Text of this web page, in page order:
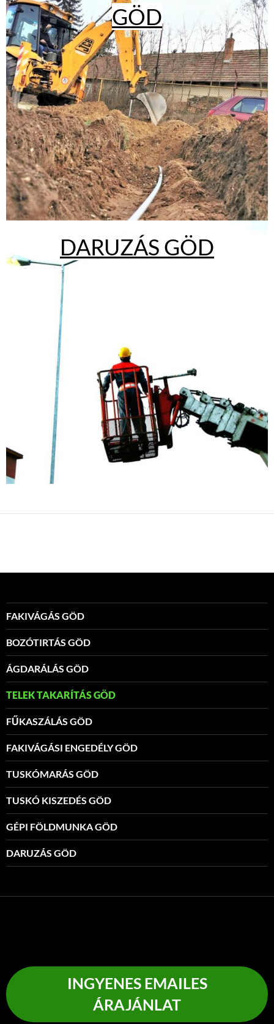
GÖD
DARUZÁS GÖD
FAKIVÁGÁS GÖD
BOZÓTIRTÁS GÖD
ÁGDARÁLÁS GÖD
TELEK TAKARÍTÁS GÖD
FŰKASZÁLÁS GÖD
FAKIVÁGÁSI ENGEDÉLY GÖD
TUSKÓMARÁS GÖD
TUSKÓ KISZEDÉS GÖD
GÉPI FÖLDMUNKA GÖD
DARUZÁS GÖD
INGYENES EMAILES
ÁRAJÁNLAT